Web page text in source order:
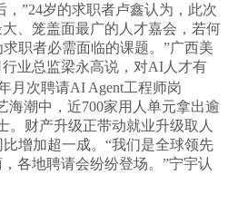
”24岁的求职者卢鑫认为，此次
、笼盖面最广的人才嘉会，若何
职者必需面临的课题。”广西美
业总监梁永高说，对AI人才有
月次聘请AI Agent工程师岗
海潮中，近700家用人单元拿出逾
。财产升级正带动就业升级取人
增加超一成。“我们是全球领先
各地聘请会纷纷登场。”宁宇认